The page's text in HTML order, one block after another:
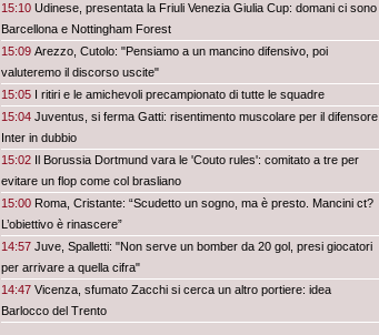
15:10 Udinese, presentata la Friuli Venezia Giulia Cup: domani ci sono
Barcellona e Nottingham Forest
15:09 Arezzo, Cutolo: "Pensiamo a un mancino difensivo, poi
valuteremo il discorso uscite"
15:05 I ritiri e le amichevoli precampionato di tutte le squadre
15:04 Juventus, si ferma Gatti: risentimento muscolare per il difensore.
Inter in dubbio
15:02 Il Borussia Dortmund vara le 'Couto rules': comitato a tre per
evitare un flop come col brasliano
15:00 Roma, Cristante: “Scudetto un sogno, ma è presto. Mancini ct?
L’obiettivo è rinascere”
14:57 Juve, Spalletti: "Non serve un bomber da 20 gol, presi giocatori
per arrivare a quella cifra"
14:47 Vicenza, sfumato Zacchi si cerca un altro portiere: idea
Barlocco del Trento